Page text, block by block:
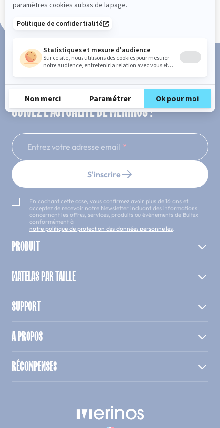
SUIVEZ L'ACTUALITÉ DE MERINOS !
Entrez votre adresse email
S'inscrire
En cochant cette case, vous confirmez avoir plus de 16 ans et
acceptez de recevoir notre Newsletter incluant des informations
concernant les offres, services, produits ou évènements de Bultex
conformément à
notre politique de protection des données personnelles.
PRODUIT
MATELAS PAR TAILLE
SUPPORT
A PROPOS
RÉCOMPENSES